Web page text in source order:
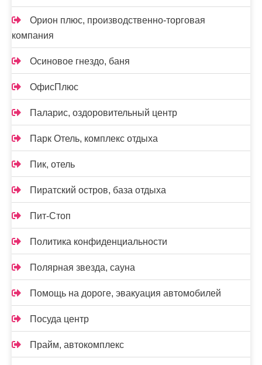
Орион плюс, производственно-торговая
компания
Осиновое гнездо, баня
ОфисПлюс
Паларис, оздоровительный центр
Парк Отель, комплекс отдыха
Пик, отель
Пиратский остров, база отдыха
Пит-Стоп
Политика конфиденциальности
Полярная звезда, сауна
Помощь на дороге, эвакуация автомобилей
Посуда центр
Прайм, автокомплекс